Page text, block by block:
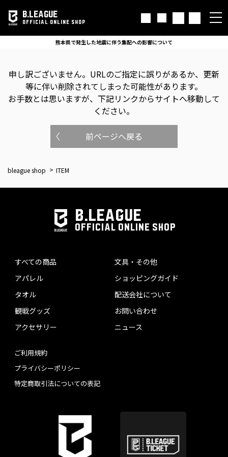
B.LEAGUE
OFFICIAL ONLINE SHOP
熊本県で発生した地震に伴う集配への影響について
申し訳ございません。 URLのご指定に誤りがあるか、更新
等に伴い削除されてしまった可能性があります。
お手数とは思いますが、下記リンクからサイトへ移動して
ください。
前ページへ戻る
bleague shop ITEM
B.LEAGUE
OFFICIAL ONLINE SHOP
すべての商品
アパレル
タオル
観戦グッズ
アクセサリー
文具・その他
ショッピングガイド
配送会社について
お問い合わせ
ニュース
ご利用規約
プライバシーポリシー
特定商取引法についての表記